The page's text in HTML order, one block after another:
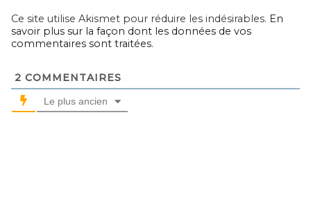
Ce site utilise Akismet pour réduire les indésirables. En
savoir plus sur la façon dont les données de vos
commentaires sont traitées.
2 COMMENTAIRES
Le plus ancien